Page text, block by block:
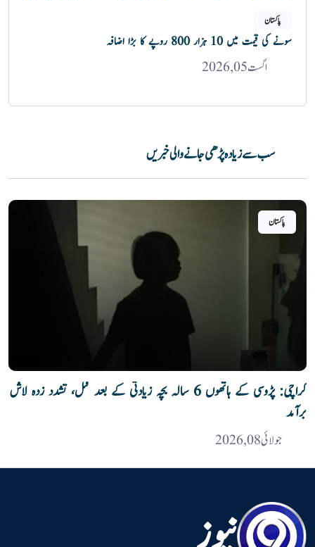
پاکستان
سونے کی قیمت میں 10 ہزار 800 روپے کا بڑا اضافہ
اگست 05, 2026
سب سے زیادہ پڑھی جانے والی خبریں
پاکستان
کراچی: پڑوسی کے ہاتھوں 6 سالہ بچہ زیادتی کے بعد قتل، تشدد زدہ لاش
برآمد
جولائی 08, 2026